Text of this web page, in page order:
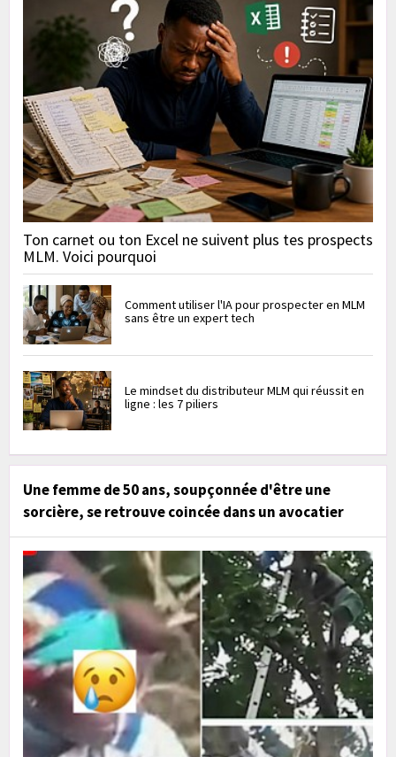
Ton carnet ou ton Excel ne suivent plus tes prospects
MLM. Voici pourquoi
Comment utiliser l'IA pour prospecter en MLM
sans être un expert tech
Le mindset du distributeur MLM qui réussit en
ligne : les 7 piliers
Une femme de 50 ans, soupçonnée d'être une
sorcière, se retrouve coincée dans un avocatier